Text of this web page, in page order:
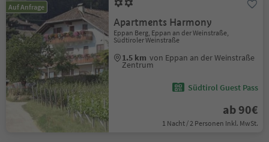
Auf Anfrage
Apartments Harmony
Eppan Berg, Eppan an der Weinstraße,
Südtiroler Weinstraße
1.5 km von Eppan an der Weinstraße
Zentrum
Südtirol Guest Pass
ab 90€
1 Nacht / 2 Personen Inkl. MwSt.